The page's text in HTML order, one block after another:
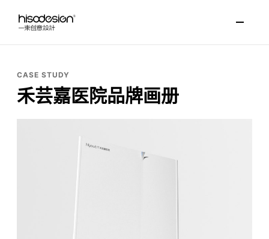
CASE STUDY
禾芸嘉医院品牌画册